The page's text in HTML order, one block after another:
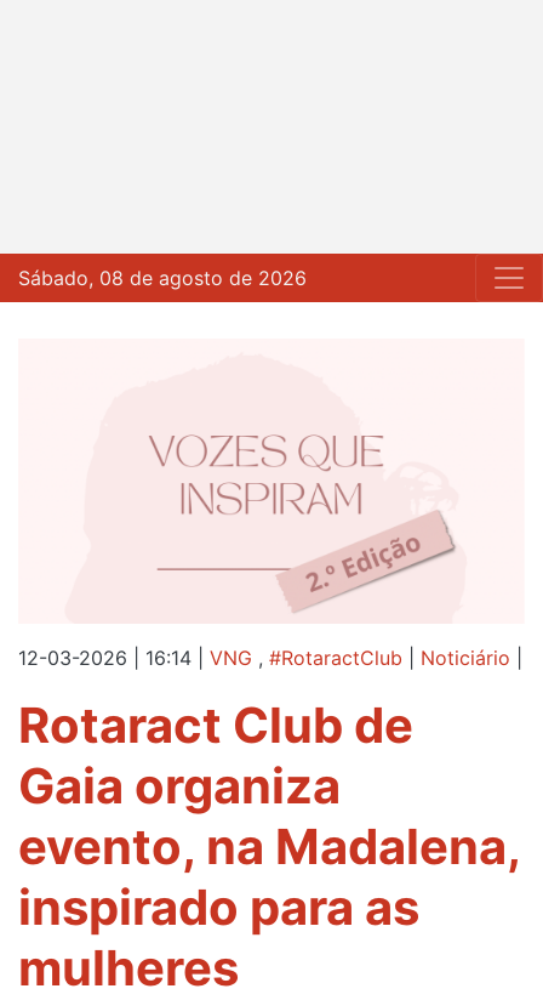
Sábado, 08 de agosto de 2026
12-03-2026 | 16:14 VNG , #RotaractClub Noticiário
Rotaract Club de
Gaia organiza
evento, na Madalena,
inspirado para as
mulheres